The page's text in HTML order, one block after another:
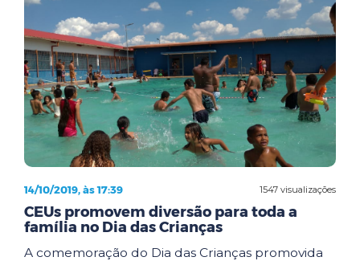
1547 visualizações
14/10/2019, às 17:39
CEUs promovem diversão para toda a
família no Dia das Crianças
A comemoração do Dia das Crianças promovida